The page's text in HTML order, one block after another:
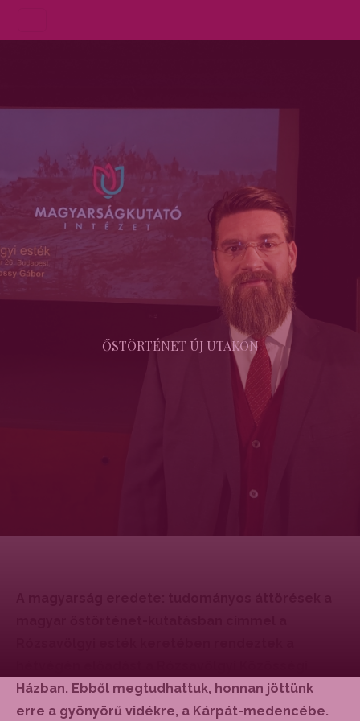
ŐSTÖRTÉNET ÚJ UTAKON
Házban. Ebből megtudhattuk, honnan jöttünk
erre a gyönyörű vidékre, a Kárpát-medencébe.